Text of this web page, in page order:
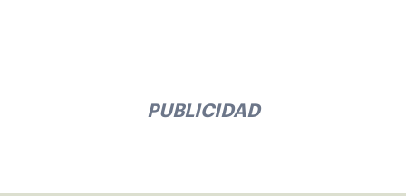
PUBLICIDAD